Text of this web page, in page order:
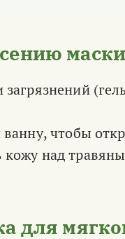
чтобы
над
для